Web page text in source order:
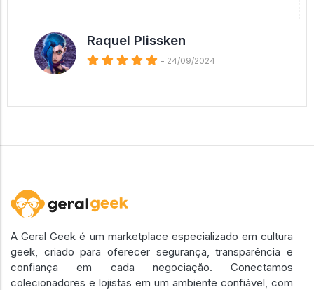
Raquel Plissken
- 24/09/2024
A Geral Geek é um marketplace especializado em cultura
geek, criado para oferecer segurança, transparência e
confiança em cada negociação. Conectamos
colecionadores e lojistas em um ambiente confiável, com